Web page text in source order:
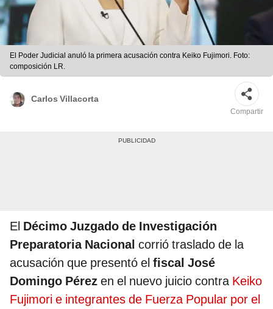
El Poder Judicial anuló la primera acusación contra Keiko Fujimori. Foto:
composición LR.
Carlos Villacorta
Compartir
El Décimo Juzgado de Investigación
Preparatoria Nacional corrió traslado de la
acusación que presentó el fiscal José
Domingo Pérez en el nuevo juicio contraKeiko
Fujimori e integrantes de Fuerza Popular por el